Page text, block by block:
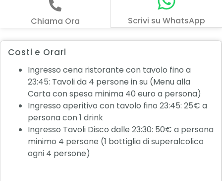
Chiama Ora Scrivi su WhatsApp
Costi e Orari
Ingresso cena ristorante con tavolo fino a
23:45: Tavoli da 4 persone in su (Menu alla
Carta con spesa minima 40 euro a persona)
Ingresso aperitivo con tavolo fino 23:45: 25€ a
persona con 1 drink
Ingresso Tavoli Disco dalle 23:30: 50€ a persona
minimo 4 persone (1 bottiglia di superalcolico
ogni 4 persone)